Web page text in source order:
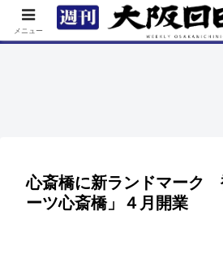
TOP 特集 ニュース 連載
心斎橋に新ランドマーク
ーツ心斎橋」４月開業
メニュー